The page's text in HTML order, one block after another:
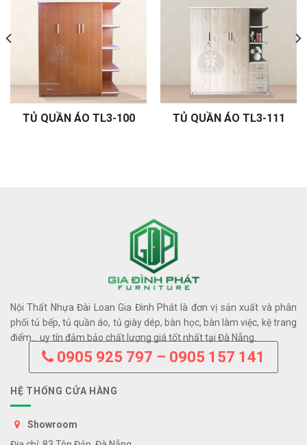
TỦ QUẦN ÁO TL3-100 TỦ QUẦN ÁO TL3-111
Nội Thất Nhựa Đài Loan Gia Đình Phát là đơn vị sản xuất và phân
phối tủ bếp, tủ quần áo, tủ giày dép, bàn học, bàn làm việc, kệ trang
điểm… uy tín đảm bảo chất lượng giá tốt nhất tại Đà Nẵng.
0905 925 797 – 0905 157 141
HỆ THỐNG CỬA HÀNG
Showroom